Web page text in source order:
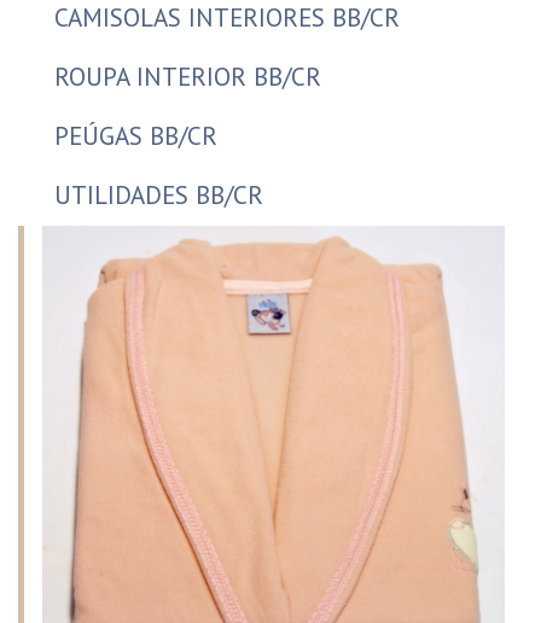
CAMISOLAS INTERIORES BB/CR
ROUPA INTERIOR BB/CR
PEÚGAS BB/CR
UTILIDADES BB/CR